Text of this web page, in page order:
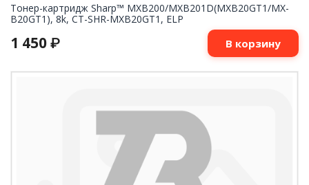
Тонер-картридж Sharp™ MXB200/MXB201D(MXB20GT1/MX-
B20GT1), 8k, CT-SHR-MXB20GT1, ELP
1 450 ₽ В корзину